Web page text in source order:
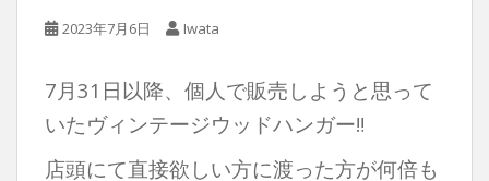
2023年7月6日 Iwata
7月31日以降、個人で販売しようと思って
いたヴィンテージウッドハンガー‼︎
店頭にて直接欲しい方に渡った方が何倍も